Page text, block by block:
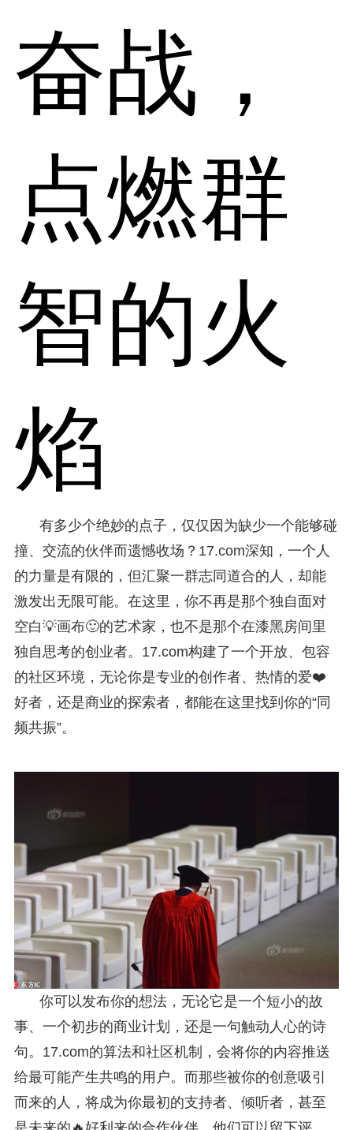
奋战，
点燃群
智的火
焰
有多少个绝妙的点子，仅仅因为缺少一个能够碰
撞、交流的伙伴而遗憾收场？17.com深知，一个人
的力量是有限的，但汇聚一群志同道合的人，却能
激发出无限可能。在这里，你不再是那个独自面对
空白💡画布🙂的艺术家，也不是那个在漆黑房间里
独自思考的创业者。17.com构建了一个开放、包容
的社区环境，无论你是专业的创作者、热情的爱❤️
好者，还是商业的探索者，都能在这里找到你的“同
频共振”。
你可以发布你的想法，无论它是一个短小的故
事、一个初步的商业计划，还是一句触动人心的诗
句。17.com的算法和社区机制，会将你的内容推送
给最可能产生共鸣的用户。而那些被你的创意吸引
而来的人，将成为你最初的支持者、倾听者，甚至